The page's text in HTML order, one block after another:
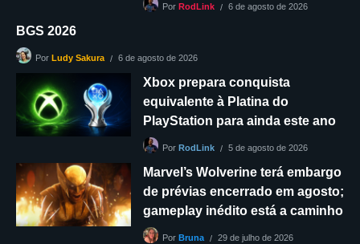
Por RodLink 6 de agosto de 2026
BGS 2026
Por Ludy Sakura 6 de agosto de 2026
Xbox prepara conquista
equivalente à Platina do
PlayStation para ainda este ano
Por RodLink 5 de agosto de 2026
Marvel’s Wolverine terá embargo
de prévias encerrado em agosto;
gameplay inédito está a caminho
Por Bruna 29 de julho de 2026